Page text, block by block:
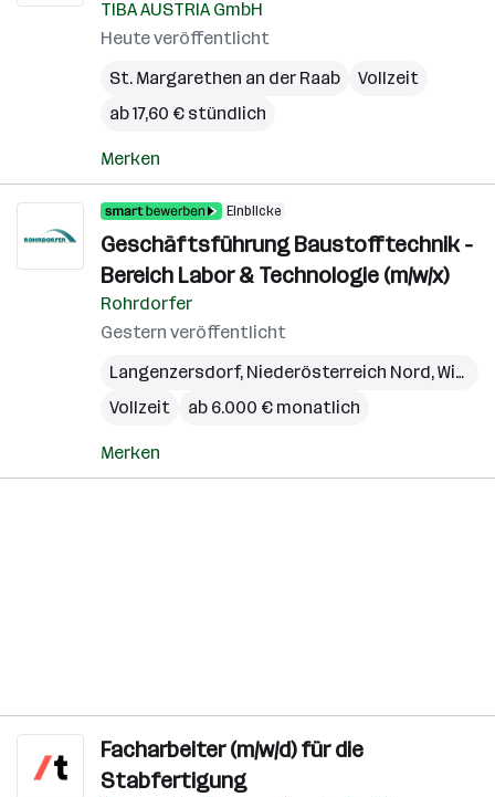
TIBA AUSTRIA GmbH
Heute veröffentlicht
St. Margarethen an der Raab
Vollzeit
ab 17,60 € stündlich
Merken
Einblicke
Geschäftsführung Baustofftechnik -
Bereich Labor & Technologie (m/w/x)
Rohrdorfer
Gestern veröffentlicht
Langenzersdorf, Niederösterreich Nord,Wien
Vollzeit
ab 6.000 € monatlich
Merken
Facharbeiter (m/w/d) für die
Stabfertigung